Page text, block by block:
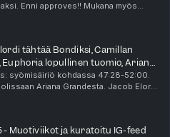
Enni approves!! Mukana myös
detskuja Voguen haastattelusta.
tähtää Bondiksi, Camillan
Euphoria lopullinen tuomio, Ariana
syömisäiriö kohdassa 47:28-52:00.
Ariana Grandesta. Jacob Elordi
seuraavaksi James Bondiksi, ja
- Muotiviikot ja kuratoitu IG-feed